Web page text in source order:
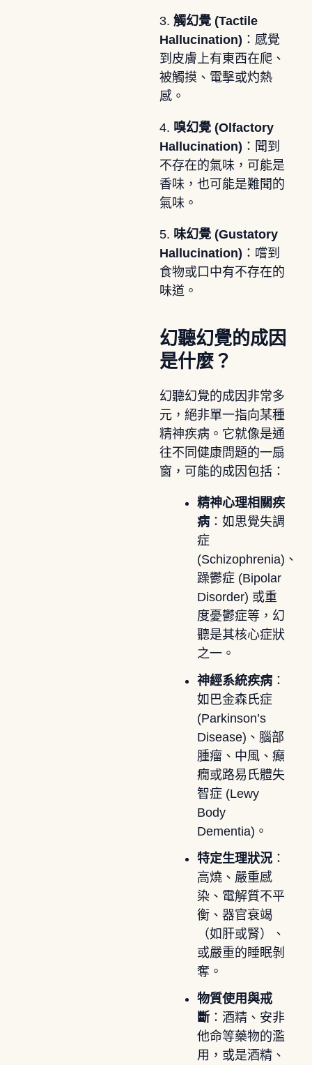
3. 觸幻覺 (Tactile
Hallucination) ：感覺
到皮膚上有東西在爬、
被觸摸、電擊或灼熱
感。
4. 嗅幻覺 (Olfactory
Hallucination) ：聞到
不存在的氣味，可能是
香味，也可能是難聞的
氣味。
5. 味幻覺 (Gustatory
Hallucination) ：嚐到
食物或口中有不存在的
味道。
幻聽幻覺的成因
是什麼？
幻聽幻覺的成因非常多
元，絕非單一指向某種
精神疾病。它就像是通
往不同健康問題的一扇
窗，可能的成因包括：
精神心理相關疾
病：如思覺失調
症
(Schizophrenia)、
躁鬱症 (Bipolar
Disorder) 或重
度憂鬱症等，幻
聽是其核心症狀
之一。
神經系統疾病：
如巴金森氏症
(Parkinson’s
Disease)、腦部
腫瘤、中風、癲
癇或路易氏體失
智症 (Lewy
Body
Dementia)。
特定生理狀況：
高燒、嚴重感
染、電解質不平
衡、器官衰竭
（如肝或腎）、
或嚴重的睡眠剝
奪。
物質使用與戒
斷：酒精、安非
他命等藥物的濫
用，或是酒精、